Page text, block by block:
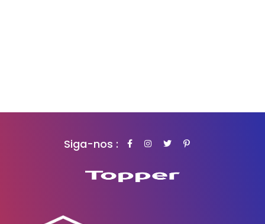
Siga-nos :